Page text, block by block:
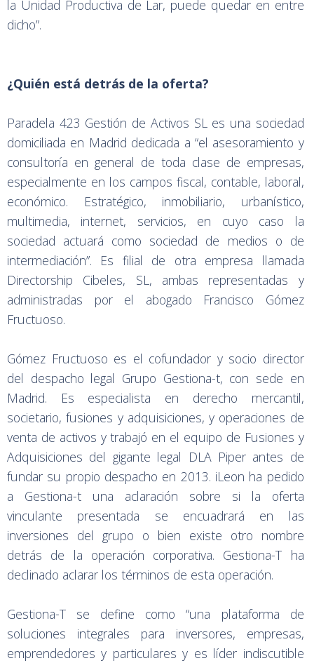
la Unidad Productiva de Lar, puede quedar en entre
dicho”.
¿Quién está detrás de la oferta?
Paradela 423 Gestión de Activos SL es una sociedad
domiciliada en Madrid dedicada a “el asesoramiento y
consultoría en general de toda clase de empresas,
especialmente en los campos fiscal, contable, laboral,
económico. Estratégico, inmobiliario, urbanístico,
multimedia, internet, servicios, en cuyo caso la
sociedad actuará como sociedad de medios o de
intermediación”. Es filial de otra empresa llamada
Directorship Cibeles, SL, ambas representadas y
administradas por el abogado Francisco Gómez
Fructuoso.
Gómez Fructuoso es el cofundador y socio director
del despacho legal Grupo Gestiona-t, con sede en
Madrid. Es especialista en derecho mercantil,
societario, fusiones y adquisiciones, y operaciones de
venta de activos y trabajó en el equipo de Fusiones y
Adquisiciones del gigante legal DLA Piper antes de
fundar su propio despacho en 2013. iLeon ha pedido
a Gestiona-t una aclaración sobre si la oferta
vinculante presentada se encuadrará en las
inversiones del grupo o bien existe otro nombre
detrás de la operación corporativa. Gestiona-T ha
declinado aclarar los términos de esta operación.
Gestiona-T se define como “una plataforma de
soluciones integrales para inversores, empresas,
emprendedores y particulares y es líder indiscutible